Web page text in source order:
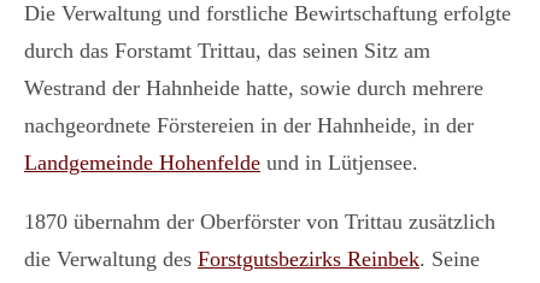
Die Verwaltung und forstliche Bewirtschaftung erfolgte
durch das Forstamt Trittau, das seinen Sitz am
Westrand der Hahnheide hatte, sowie durch mehrere
nachgeordnete Förstereien in der Hahnheide, in der
Landgemeinde Hohenfelde und in Lütjensee.
1870 übernahm der Oberförster von Trittau zusätzlich
die Verwaltung des Forstgutsbezirks Reinbek. Seine